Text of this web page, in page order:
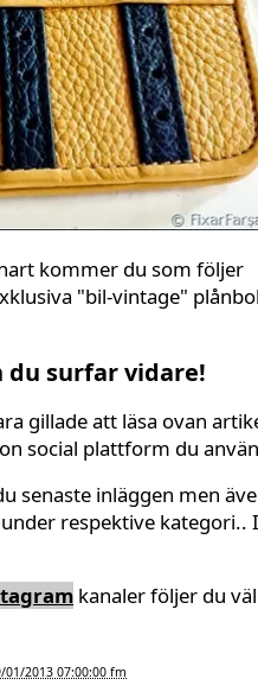
kommer du som följer
"bil-vintage"
surfar vidare!
gillade att läsa ovan
social plattform du
senaste inläggen men
respektive kategori..
kanaler följer du väl
01/2013 07:00:00 fm